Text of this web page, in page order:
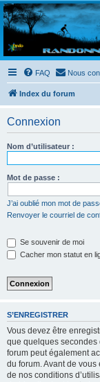
Bienvenue sur le site des
et bonnes randos dans
FAQ Nous
Index du forum
Connexion
Nom d’utilisateur :
Mot de passe :
J’ai oublié mon mot de
Renvoyer le courriel de
Se souvenir de moi
Cacher mon statut en
S’ENREGISTRER
Vous devez être
que quelques secondes
forum peut également
du forum. Avant de
de nos conditions